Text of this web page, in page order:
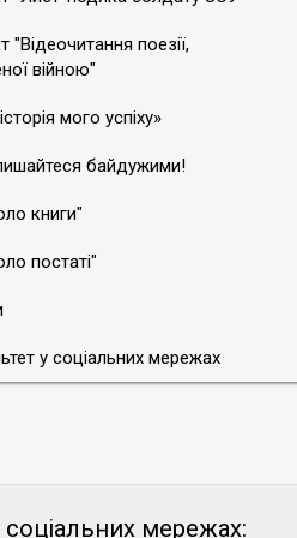
"Відеочитання поезії,
війною"
мого успіху»
байдужими!
книги"
постаті"
у соціальних мережах
соціальних мережах: